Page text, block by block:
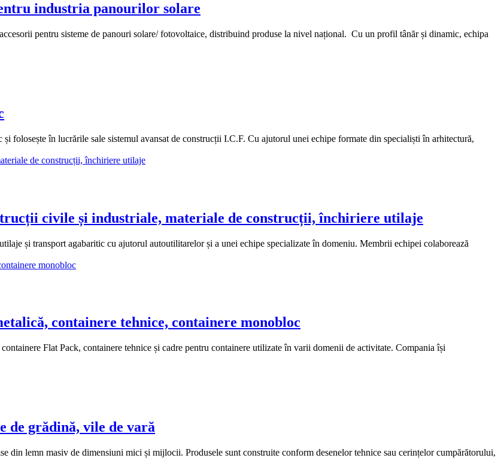
industria panourilor solare
pentru sisteme de panouri solare/ fotovoltaice, distribuind produse la nivel național. Cu un profil tânăr și dinamic, echipa
folosește în lucrările sale sistemul avansat de construcții I.C.F. Cu ajutorul unei echipe formate din specialiști în arhitectură,
civile și industriale, materiale de construcții, închiriere utilaje
și transport agabaritic cu ajutorul autoutilitarelor și a unei echipe specializate în domeniu. Membrii echipei colaborează
containere tehnice, containere monobloc
Flat Pack, containere tehnice și cadre pentru containere utilizate în varii domenii de activitate. Compania își
de grădină, vile de vară
din lemn masiv de dimensiuni mici și mijlocii. Produsele sunt construite conform desenelor tehnice sau cerințelor cumpărătorului,